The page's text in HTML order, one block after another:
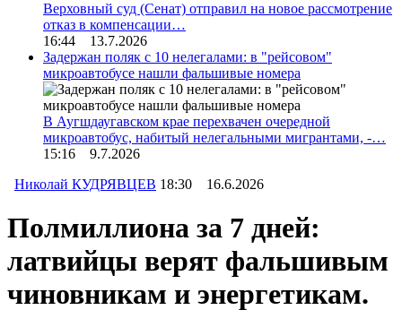
Верховный суд (Сенат) отправил на новое рассмотрение
отказ в компенсации…
16:44 13.7.2026
Задержан поляк с 10 нелегалами: в "рейсовом"
микроавтобусе нашли фальшивые номера
В Аугшдаугавском крае перехвачен очередной
микроавтобус, набитый нелегальными мигрантами, -…
15:16 9.7.2026
Николай КУДРЯВЦЕВ 18:30 16.6.2026
Полмиллиона за 7 дней:
латвийцы верят фальшивым
чиновникам и энергетикам.